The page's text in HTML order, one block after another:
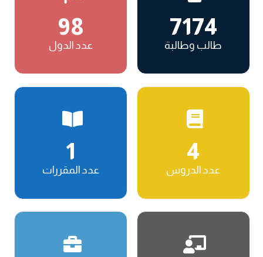
7174
طالب وطالبة
98
عدد الدول
4
عدد الدروس
1
عدد المقررات